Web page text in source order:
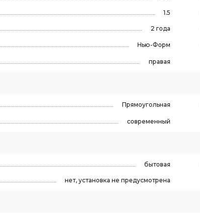
1.5
2 года
Нью-Форм
правая
Прямоугольная
современный
бытовая
нет, установка не предусмотрена